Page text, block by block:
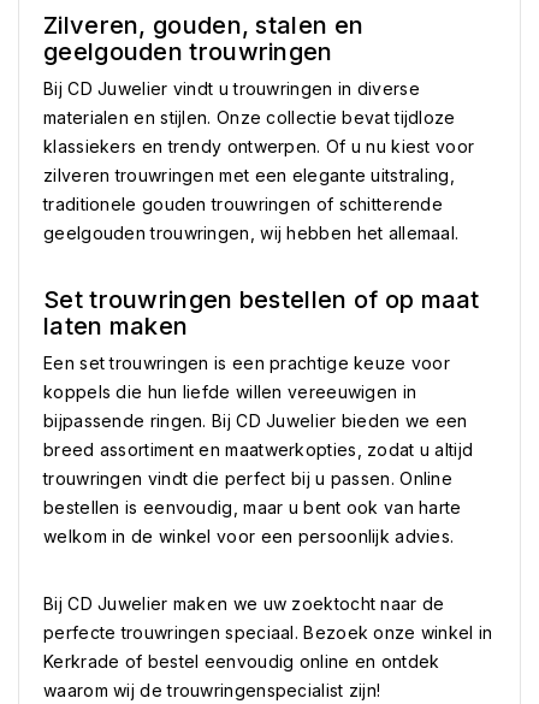
Zilveren, gouden, stalen en
geelgouden trouwringen
Bij CD Juwelier vindt u trouwringen in diverse
materialen en stijlen. Onze collectie bevat tijdloze
klassiekers en trendy ontwerpen. Of u nu kiest voor
zilveren trouwringen met een elegante uitstraling,
traditionele gouden trouwringen of schitterende
geelgouden trouwringen, wij hebben het allemaal.
Set trouwringen bestellen of op maat
laten maken
Een set trouwringen is een prachtige keuze voor
koppels die hun liefde willen vereeuwigen in
bijpassende ringen. Bij CD Juwelier bieden we een
breed assortiment en maatwerkopties, zodat u altijd
trouwringen vindt die perfect bij u passen. Online
bestellen is eenvoudig, maar u bent ook van harte
welkom in de winkel voor een persoonlijk advies.
Bij CD Juwelier maken we uw zoektocht naar de
perfecte trouwringen speciaal. Bezoek onze winkel in
Kerkrade of bestel eenvoudig online en ontdek
waarom wij de trouwringenspecialist zijn!